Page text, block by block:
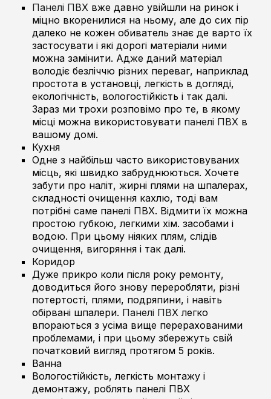
Панелі ПВХ вже давно увійшли на ринок і
міцно вкоренилися на ньому, але до сих пір
далеко не кожен обиватель знає де варто їх
застосувати і які дорогі матеріали ними
можна замінити. Адже даний матеріал
володіє безліччю різних переваг, наприклад
простота в установці, легкість в догляді,
екологічність, вологостійкість і так далі.
Зараз ми трохи розповімо про те, в якому
місці можна використовувати панелі ПВХ в
вашому домі.
Кухня
Одне з найбільш часто використовуваних
місць, які швидко забруднюються. Хочете
забути про наліт, жирні плями на шпалерах,
складності очищення кахлю, тоді вам
потрібні саме панелі ПВХ. Відмити їх можна
простою губкою, легкими хім. засобами і
водою. При цьому ніяких плям, слідів
очищення, вигоряння і так далі.
Коридор
Дуже прикро коли після року ремонту,
доводиться його знову переробляти, різні
потертості, плями, подряпини, і навіть
обірвані шпалери. Панелі ПВХ легко
впораються з усіма вище перерахованими
проблемами, і при цьому збережуть свій
початковий вигляд протягом 5 років.
Ванна
Вологостійкість, легкість монтажу і
демонтажу, роблять панелі ПВХ